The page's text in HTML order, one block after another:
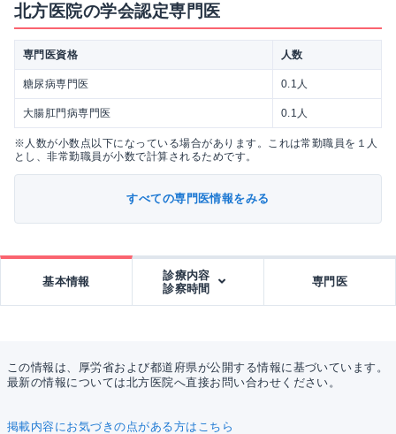
北方医院の学会認定専門医
専門医資格 人数
糖尿病専門医 0.1人
大腸肛門病専門医 0.1人
※人数が小数点以下になっている場合があります。これは常勤職員を１人
とし、非常勤職員が小数で計算されるためです。
すべての専門医情報をみる
基本情報
診療内容
診察時間
専門医
この情報は、厚労省および都道府県が公開する情報に基づいています。
最新の情報については北方医院へ直接お問い合わせください。
掲載内容にお気づきの点がある方はこちら